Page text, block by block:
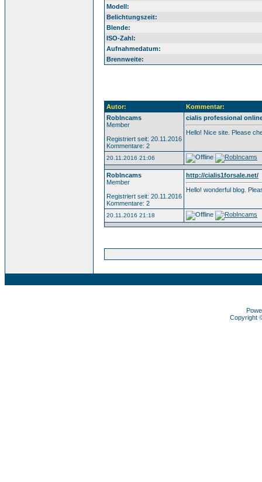
Modell:
Belichtungszeit:
Blende:
ISO-Zahl:
Aufnahmedatum:
Brennweite:
Autor:
Kommentar:
RobIncams
Member
Registriert seit: 20.11.2016
Kommentare: 2
cialis professional
Hello! Nice site. Please
20.11.2016 21:06
RobIncams
Member
Registriert seit: 20.11.2016
Kommentare: 2
http://cialis1forsale.net/
Hello! wonderful blog.
20.11.2016 21:18
Copyright